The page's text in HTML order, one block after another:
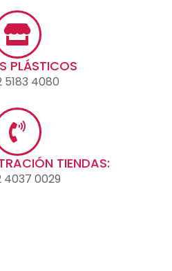
PLÁSTICOS
5183 4080
TIENDAS:
4037 0029